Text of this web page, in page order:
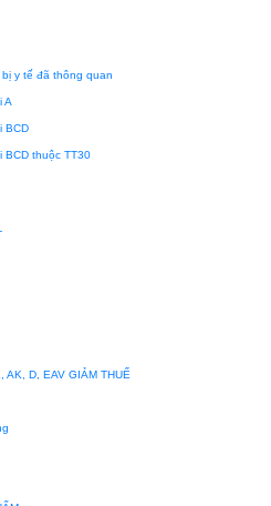
y tế đã thông quan
A
BCD
BCD thuộc TT30
AK, D, EAV GIẢM THUẾ